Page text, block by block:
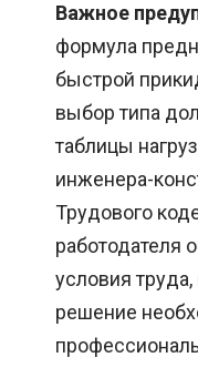
Важное
формула
быстрой
выбор типа
таблицы
инженера-
Трудового
работодателя
условия
решение